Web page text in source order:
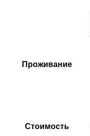
Проживание
Стоимость